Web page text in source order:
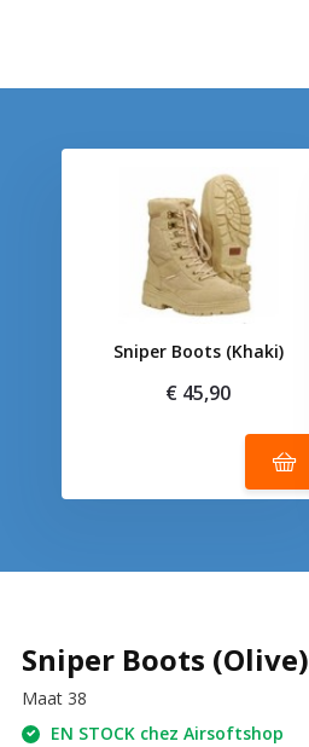
Sniper Boots (Khaki)
€ 45,90
Sniper Boots (Olive)
Maat 38
EN STOCK chez Airsoftshop